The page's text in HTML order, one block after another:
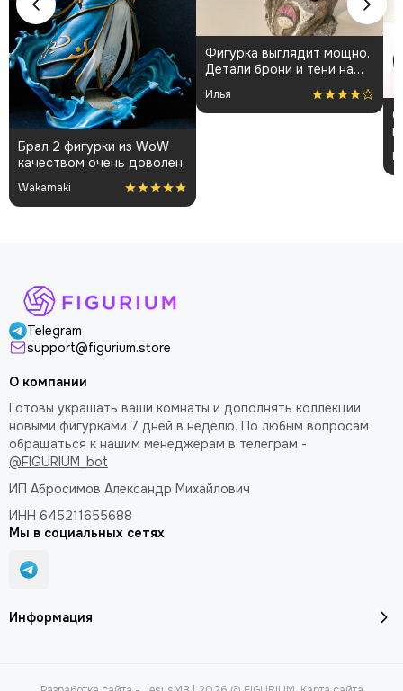
Брал 2 фигурки из WoW
качеством очень доволен
Wakamaki
Фигурка выглядит мощно.
Детали брони и тени на
плаще проработаны
аккуратно. Пришла быстро
и без повреждений.
Илья
Telegram
support@figurium.store
Информация
О компании
Готовы украшать ваши комнаты и дополнять коллекции
новыми фигурками 7 дней в неделю. По любым вопросам
обращаться к нашим менеджерам в телеграм -
@FIGURIUM_bot
ИП Абросимов Александр Михайлович
ИНН 645211655688
Мы в социальных сетях